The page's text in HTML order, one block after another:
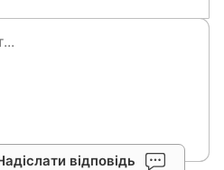
відповідь